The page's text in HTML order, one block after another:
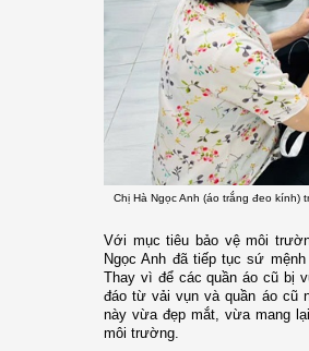
Chị Hà Ngọc Anh (áo trắng đeo kính)
Với mục tiêu bảo vệ môi
Ngọc Anh đã tiếp tục sứ
Thay vì để các quần áo cũ bị
đáo từ vải vụn và quần áo cũ
này vừa đẹp mắt, vừa mang
môi trường.